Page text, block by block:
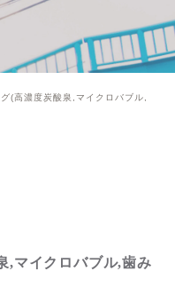
(高濃度炭酸泉,マイクロバブル,
,マイクロバブル,歯み